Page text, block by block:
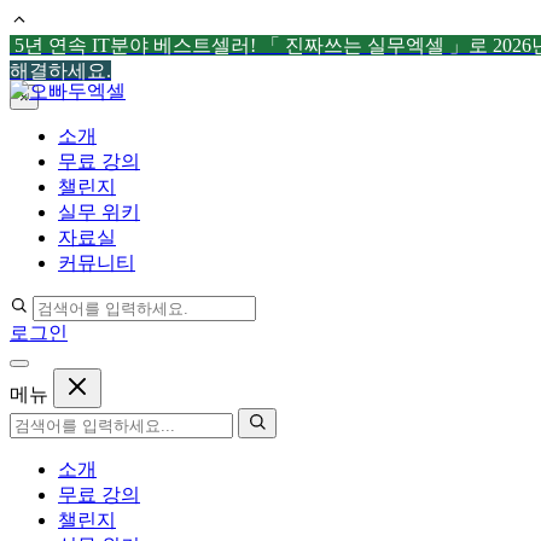
5년 연속 IT분야 베스트셀러! 「 진짜쓰는 실무엑셀 」로
해결하세요.
×
컨
텐
소개
무료 강의
챌린지
실무 위키
자료실
커뮤니티
로그인
메뉴
소개
무료 강의
챌린지